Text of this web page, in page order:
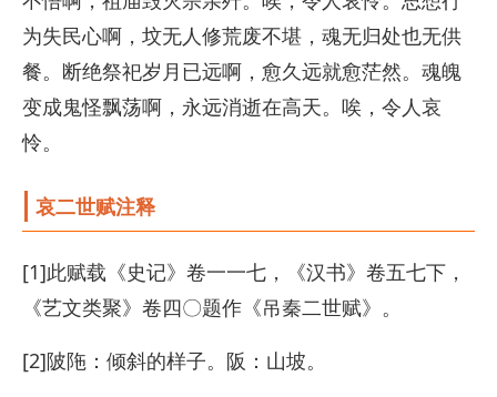
为失民心啊，坟无人修荒废不堪，魂无归处也无供
餐。断绝祭祀岁月已远啊，愈久远就愈茫然。魂魄
变成鬼怪飘荡啊，永远消逝在高天。唉，令人哀
怜。
哀二世赋注释
[1]此赋载《史记》卷一一七，《汉书》卷五七下，
《艺文类聚》卷四〇题作《吊秦二世赋》。
[2]陂陁：倾斜的样子。阪：山坡。